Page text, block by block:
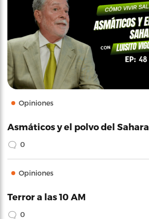
Opiniones
Asmáticos y el polvo del Sahara
0
Opiniones
Terror a las 10 AM
0